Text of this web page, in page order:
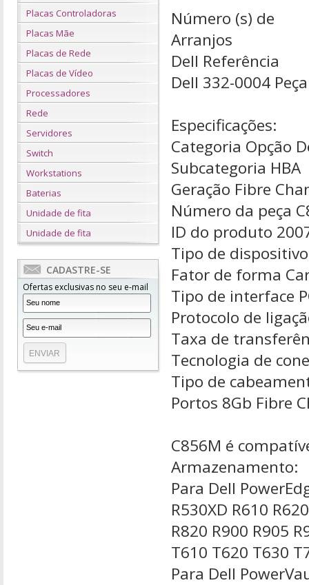
Placas Controladoras
Placas Mãe
Placas de Rede
Placas de Vídeo
Processadores
Rede
Servidores
Switch
Workstations
Baterias
Unidade de fita
Unidade de fita
CADASTRE-SE
Ofertas exclusivas no seu e-mail
Número (s) de
Arranjos
Dell Referência
Dell 332-0004
Especificações:
Categoria Opção
Subcategoria HBA
Geração Fibre
Número da peça
ID do produto
Tipo de dispositivo
Fator de forma
Tipo de interface
Protocolo de
Taxa de
Tecnologia de
Tipo de
Portos 8Gb Fibre
C856M é
Armazenamento:
Para Dell
R530XD R610
R820 R900 R905
T610 T620 T630
Para Dell